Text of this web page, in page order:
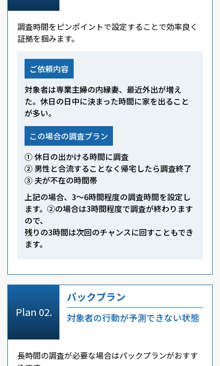
調査時間をピンポイントで設定することで効率良く
証拠を掴みます。
ご依頼内容
対象者は専業主婦の内縁妻、最近外出が増え
た。休日の日中に決まった時間に家を出ること
が多い。
この場合の調査プラン
① 休日の出かける時間に調査
② 男性と合流することなく帰宅したら調査終了
③ 夫が不在の時間帯
上記の場合、3～6時間程度の調査時間を設定し
ます。②の場合は3時間程度で調査が終わります
ので、
残りの3時間は次回のチャンスに回すこともでき
ます。
パックプラン
対象者の行動が予測できない状態
長時間の調査が必要な場合はパックプランがおすす